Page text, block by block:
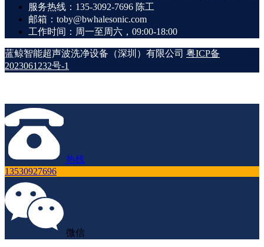
服务热线：135-3092-7696 陈工
邮箱：toby@bwhalesonic.com
工作时间：周一至周六，09:00-18:00
蓝鲸智能超声波洗净设备（深圳）有限公司 粤ICP备
2023061232号-1
热线
13530927696
微信